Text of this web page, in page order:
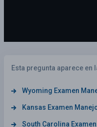
Esta pregunta aparece en
Wyoming Examen
Kansas Examen
South Carolina